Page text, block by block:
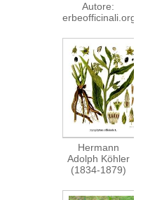
Autore:
erbeofficinali.org
Hermann
Adolph Köhler
(1834-1879)